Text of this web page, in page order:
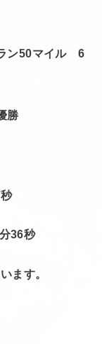
ン50マイル 6
勝
36秒
ます。